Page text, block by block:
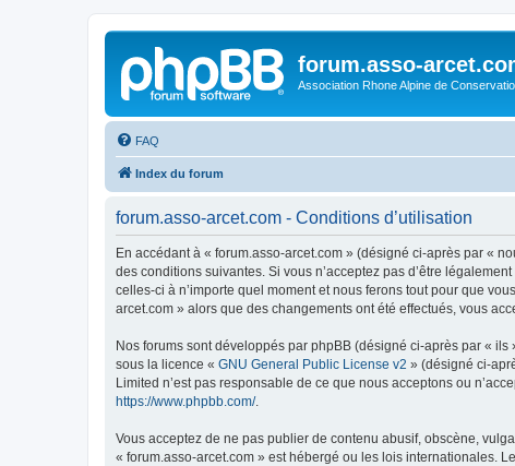
forum.asso-
Association Rhone Alpine de
FAQ
Index du forum
forum.asso-arcet.com - Conditions d’utilisation
En accédant à « forum.asso-arcet.com » (désigné ci-après par «
des conditions suivantes. Si vous n’acceptez pas d’être
celles-ci à n’importe quel moment et nous ferons tout pour que
arcet.com » alors que des changements ont été effectués, vous
Nos forums sont développés par phpBB (désigné ci-après par «
sous la licence « GNU General Public License v2 » (désigné ci-
Limited n’est pas responsable de ce que nous acceptons ou
https://www.phpbb.com/.
Vous acceptez de ne pas publier de contenu abusif, obscène,
« forum.asso-arcet.com » est hébergé ou les lois internationales.